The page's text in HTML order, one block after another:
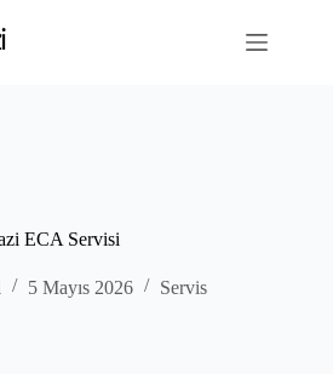
ECA Servisi
5 Mayıs 2026 Servis